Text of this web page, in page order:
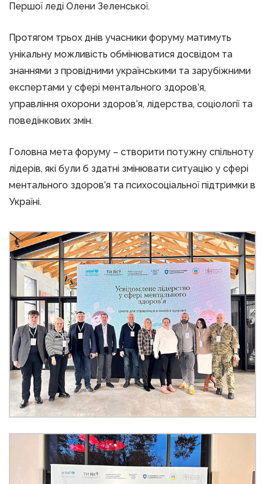
Першої леді Олени Зеленської.
Протягом трьох днів учасники форуму матимуть
унікальну можливість обмінюватися досвідом та
знаннями з провідними українськими та зарубіжними
експертами у сфері ментального здоров’я,
управління охорони здоров’я, лідерства, соціології та
поведінкових змін.
Головна мета форуму – створити потужну спільноту
лідерів, які були б здатні змінювати ситуацію у сфері
ментального здоров’я та психосоціальної підтримки в
Україні.